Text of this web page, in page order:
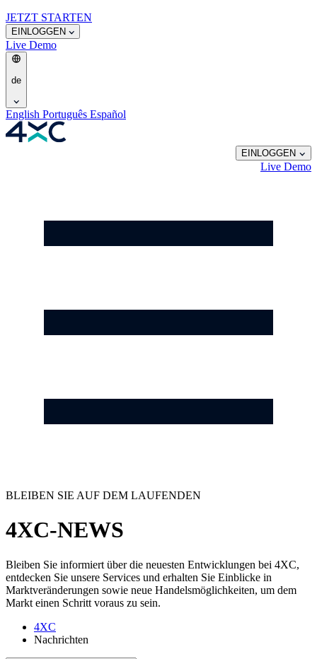
JETZT STARTEN
EINLOGGEN
Live Demo
de
English Português Español
EINLOGGEN
Live Demo
BLEIBEN SIE AUF DEM LAUFENDEN
4XC-NEWS
Bleiben Sie informiert über die neuesten Entwicklungen bei 4XC,
entdecken Sie unsere Services und erhalten Sie Einblicke in
Marktveränderungen sowie neue Handelsmöglichkeiten, um dem
Markt einen Schritt voraus zu sein.
4XC
Nachrichten